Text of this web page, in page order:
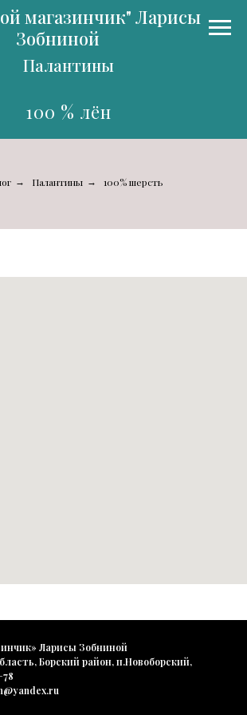
магазинчик" Ларисы
Зобниной
Палантины
100 % лён
→ Палантины → 100% шерсть
Ларисы Зобниной
Борский район, п.Новоборский,